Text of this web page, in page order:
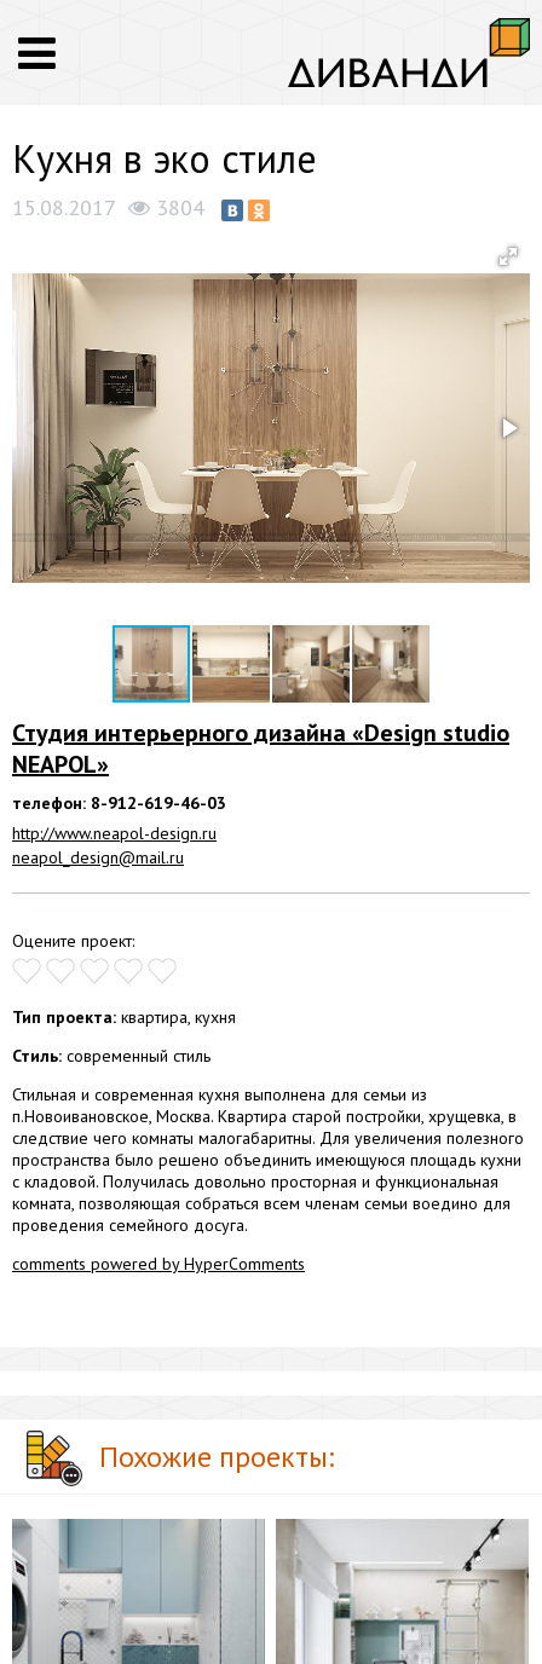
Кухня в эко стиле
15.08.2017 3804
Студия интерьерного дизайна «Design studio
NEAPOL»
телефон: 8-912-619-46-03
http://www.neapol-design.ru
neapol_design@mail.ru
Оцените проект:
Тип проекта: квартира, кухня
Стиль: современный стиль
Стильная и современная кухня выполнена для семьи из
п.Новоивановское, Москва. Квартира старой постройки, хрущевка, в
следствие чего комнаты малогабаритны. Для увеличения полезного
пространства было решено объединить имеющуюся площадь кухни
с кладовой. Получилась довольно просторная и функциональная
комната, позволяющая собраться всем членам семьи воедино для
проведения семейного досуга.
comments powered by HyperComments
Похожие проекты: